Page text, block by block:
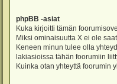
phpBB -asiat
Kuka kirjoitti tämän
Miksi ominaisuutta X ei ole
Keneen minun tulee olla
lakiasioissa tähän foorumiin
Kuinka otan yhteyttä foorumin